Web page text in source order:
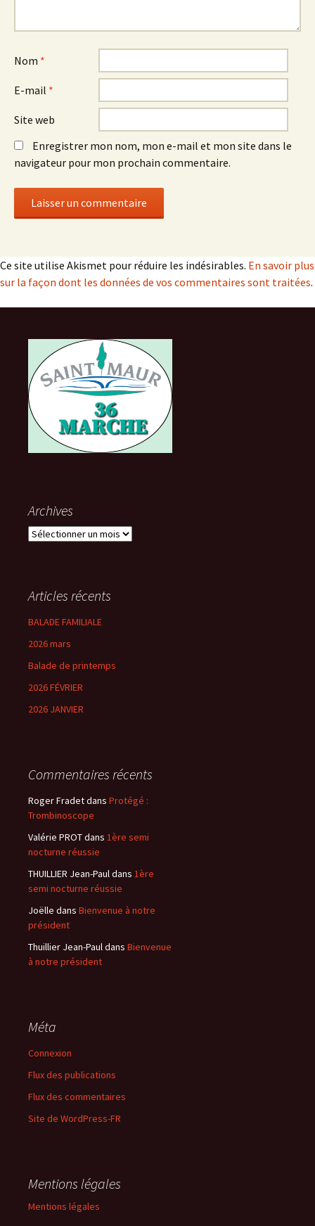
Nom *
E-mail *
Site web
Enregistrer mon nom, mon e-mail et mon site dans le
navigateur pour mon prochain commentaire.
Ce site utilise Akismet pour réduire les indésirables. En savoir plus
sur la façon dont les données de vos commentaires sont traitées.
Archives
Archives
Articles récents
BALADE FAMILIALE
2026 mars
Balade de printemps
2026 FÉVRIER
2026 JANVIER
Commentaires récents
Roger Fradetdans Protégé :
Trombinoscope
Valérie PROTdans 1ère semi
nocturne réussie
THUILLIER Jean-Pauldans 1ère
semi nocturne réussie
Joëlle dans Bienvenue à notre
président
Thuillier Jean-Pauldans Bienvenue
à notre président
Méta
Connexion
Flux des publications
Flux des commentaires
Site de WordPress-FR
Mentions légales
Mentions légales